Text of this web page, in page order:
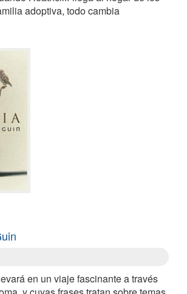
adoptiva, todo cambia
en un viaje fascinante a través